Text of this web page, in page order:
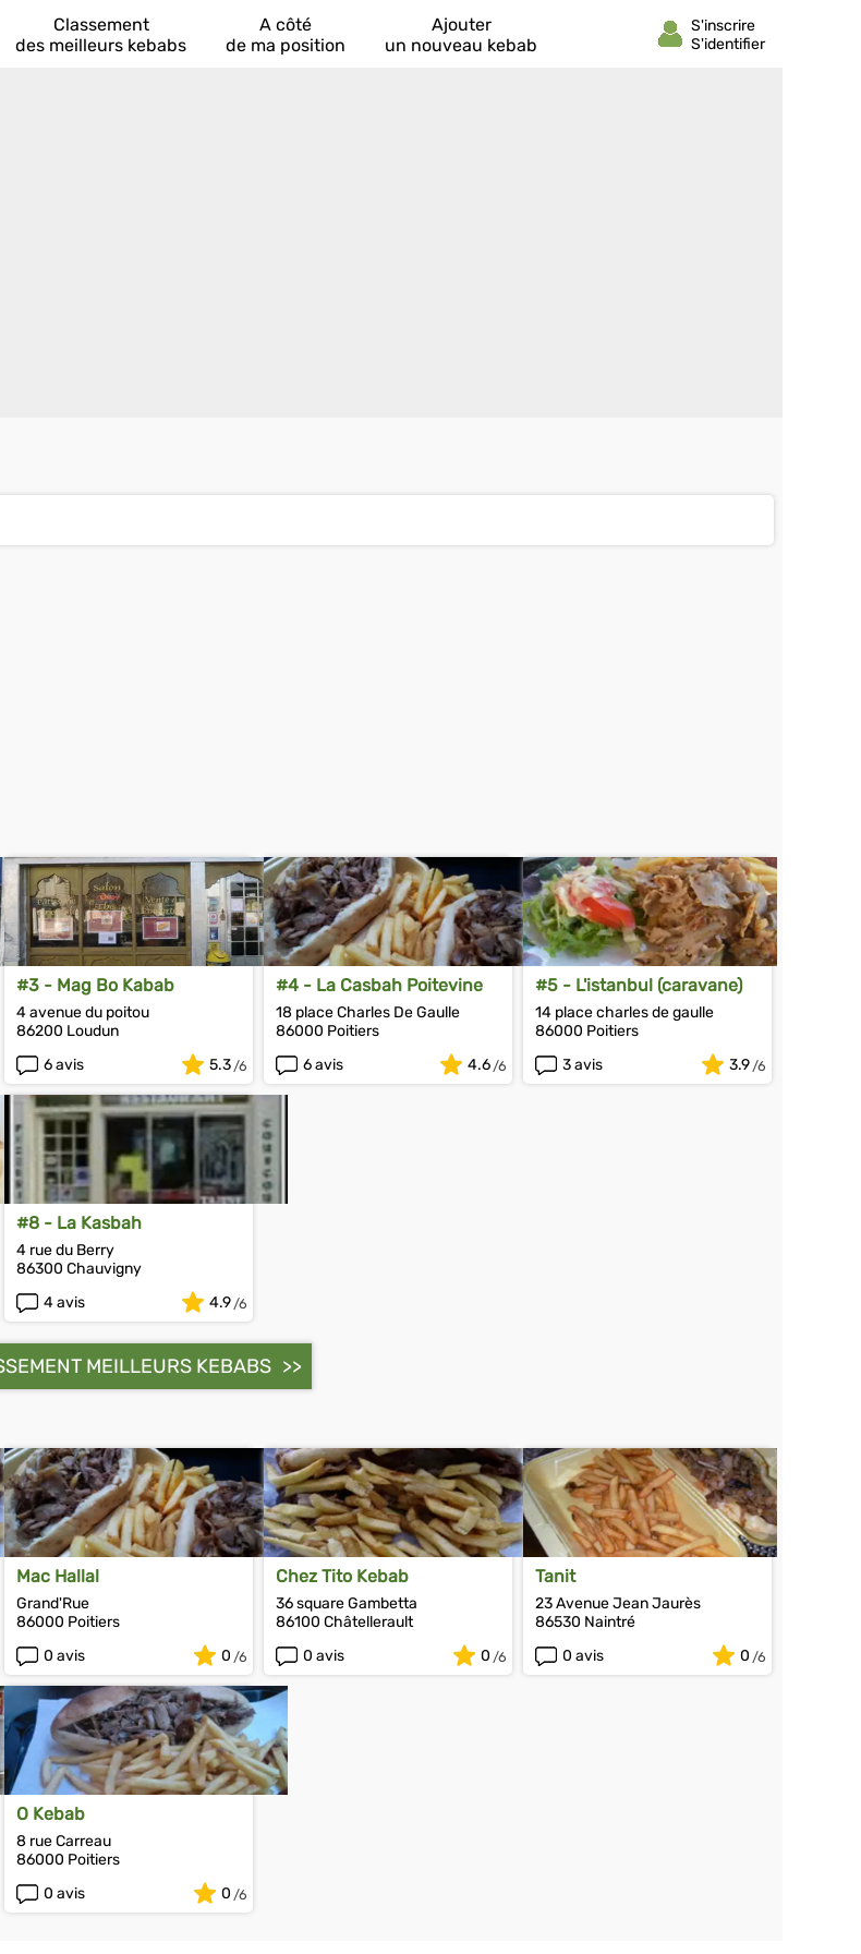
Classement
des meilleurs kebabs
A côté
de ma position
Ajouter
un nouveau kebab
#3 - Mag Bo Kabab
4 avenue du poitou
86200 Loudun
6 avis
5.3
#4 - La Casbah Poitevine
18 place Charles De Gaulle
86000 Poitiers
6 avis
4.6
#5 - L'istanbul (caravane)
14 place charles de gaulle
86000 Poitiers
3 avis
3.9
#8 - La Kasbah
4 rue du Berry
86300 Chauvigny
4 avis
4.9
MEILLEURS KEBABS
Mac Hallal
Grand'Rue
86000 Poitiers
0 avis
0
Chez Tito Kebab
36 square Gambetta
86100 Châtellerault
0 avis
0
Tanit
23 Avenue Jean Jaurès
86530 Naintré
0 avis
0
O Kebab
8 rue Carreau
86000 Poitiers
0 avis
0